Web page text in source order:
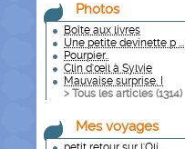
Photos
Boîte aux livres
Une petite devinette p ...
Pourpier..
Clin d'œil à Sylvie
Mauvaise surprise. I
> Tous les articles (1314)
Mes voyages